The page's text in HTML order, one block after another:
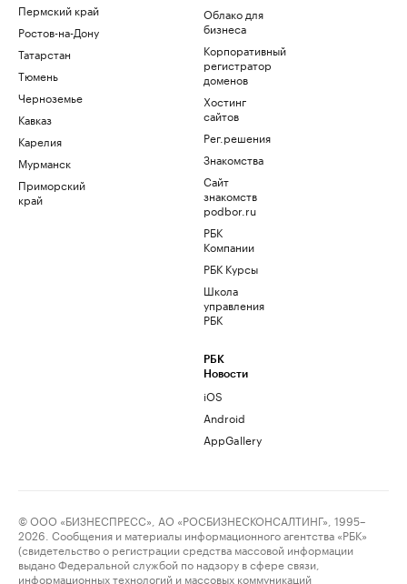
Пермский край
Ростов-на-Дону
Татарстан
Тюмень
Черноземье
Кавказ
Карелия
Мурманск
Приморский
край
Облако для
бизнеса
Корпоративный
регистратор
доменов
Хостинг
сайтов
Рег.решения
Знакомства
Сайт
знакомств
podbor.ru
РБК
Компании
РБК Курсы
Школа
управления
РБК
РБК
Новости
iOS
Android
AppGallery
© ООО «БИЗНЕСПРЕСС», АО «РОСБИЗНЕСКОНСАЛТИНГ», 1995–
2026. Сообщения и материалы информационного агентства «РБК»
(свидетельство о регистрации средства массовой информации
выдано Федеральной службой по надзору в сфере связи,
информационных технологий и массовых коммуникаций